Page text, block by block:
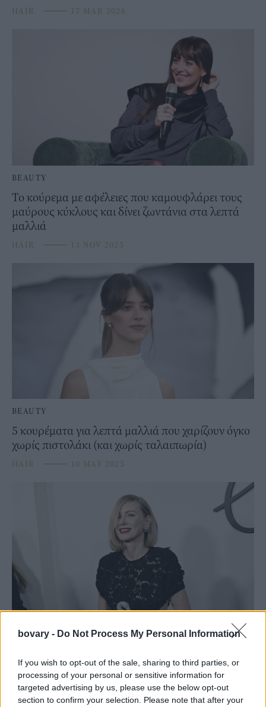
bovary - Do Not Process My Personal Information
If you wish to opt-out of the sale, sharing to third parties, or
processing of your personal or sensitive information for
targeted advertising by us, please use the below opt-out
section to confirm your selection. Please note that after your
HAIR ⸻ 17 MAR 2026
BEAUTY
Το κούρεμα με αφέλειες που καμουφλάρει τους
μαύρους κύκλους και δίνει ζωντάνια στα λεπτά
μαλλιά
HAIR ⸻ 13 NOV 2025
BEAUTY
5 κουρέματα για λεπτά μαλλιά που χαρίζουν όγκο
χωρίς πιστολάκι (και χωρίς ταλαιπωρία)
HAIR ⸻ 10 MAY 2025
BEAUTY
λεπτά και αδύναμα μαλλιά
HAIR ⸻ 06 MAR 2025